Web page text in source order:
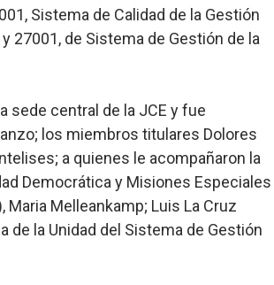
de Premios Anuales de Literatura
se reúnen en República
Sistema de Calidad de la Gestión
27001, de Sistema de Gestión de la
sede central de la JCE y fue
los miembros titulares Dolores
a quienes le acompañaron la
Democrática y Misiones Especiales
Maria Melleankamp; Luis La Cruz
de la Unidad del Sistema de Gestión